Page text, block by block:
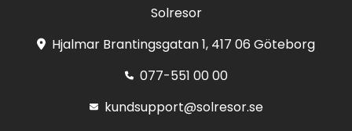
Solresor
Hjalmar Brantingsgatan 1, 417 06 Göteborg
077-551 00 00
kundsupport@solresor.se